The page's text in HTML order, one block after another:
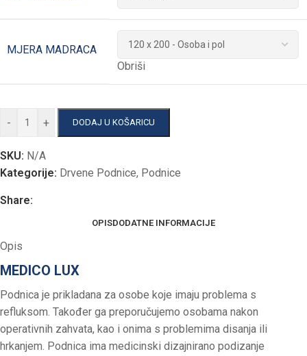
MJERA MADRACA
Obriši
- + DODAJ U KOŠARICU
SKU: N/A
Kategorije: Drvene Podnice, Podnice
Share:
OPISDODATNE INFORMACIJE
Opis
MEDICO LUX
Podnica je prikladana za osobe koje imaju problema s
refluksom. Također ga preporučujemo osobama nakon
operativnih zahvata, kao i onima s problemima disanja ili
hrkanjem. Podnica ima medicinski dizajnirano podizanje